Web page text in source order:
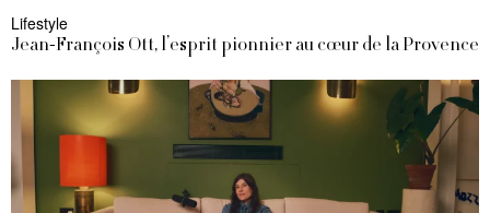
Lifestyle
Jean-François Ott, l’esprit pionnier au cœur de la Provence